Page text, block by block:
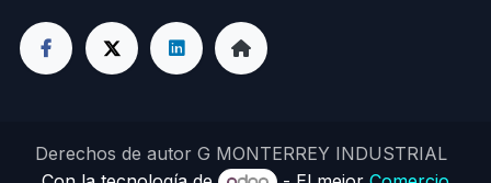
Derechos de autor G MONTERREY INDUSTRIAL